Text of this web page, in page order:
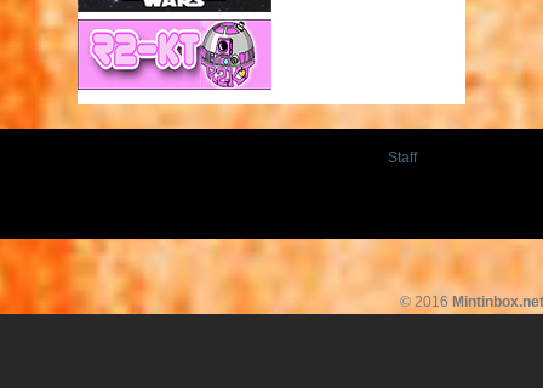
Staff
© 2016 Mintinbox.net